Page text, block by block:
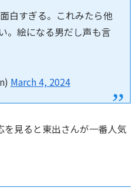
白すぎる。これみたら他
。絵になる男だし声も言
March 4, 2024
を見ると東出さんが一番人気